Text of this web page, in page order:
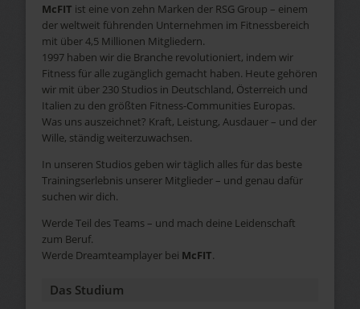
McFIT ist eine von zehn Marken der RSG Group – einem
der weltweit führenden Unternehmen im Fitnessbereich
mit über 4,5 Millionen Mitgliedern.
1997 haben wir die Branche revolutioniert, indem wir
Fitness für alle zugänglich gemacht haben. Heute gehören
wir mit über 230 Studios in Deutschland, Österreich und
Italien zu den größten Fitness-Communities Europas.
Was uns auszeichnet? Kraft, Leistung, Ausdauer – und der
Wille, ständig weiterzuwachsen.
In unseren Studios geben wir täglich alles für das beste
Trainingserlebnis unserer Mitglieder – und genau dafür
suchen wir dich.
Werde Teil des Teams – und mach deine Leidenschaft
zum Beruf.
Werde Dreamteamplayer bei McFIT.
Das Studium